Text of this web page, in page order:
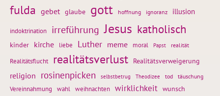
fulda gebet glaube gott hoffnung ignoranz illusion
indoktrination irreführung Jesus katholisch
kinder kirche liebe Luther meme moral Papst realität
Realitätsflucht realitätsverlust Realitätsverweigerung
religion rosinenpicken selbstbetrug Theodizee tod täuschung
Vereinnahmung wahl weihnachten wirklichkeit wunsch